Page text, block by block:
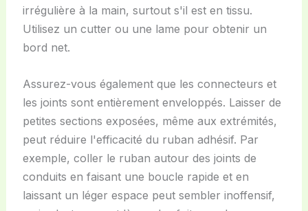
irrégulière à la main, surtout s'il est en tissu.
Utilisez un cutter ou une lame pour obtenir un
bord net.
Assurez-vous également que les connecteurs et
les joints sont entièrement enveloppés. Laisser de
petites sections exposées, même aux extrémités,
peut réduire l'efficacité du ruban adhésif. Par
exemple, coller le ruban autour des joints de
conduits en faisant une boucle rapide et en
laissant un léger espace peut sembler inoffensif,